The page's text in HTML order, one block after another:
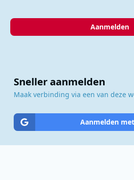
Aanmelden
Sneller aanmelden
Maak verbinding via een van deze
Aanmelden